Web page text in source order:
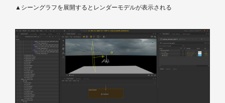
▲シーングラフを展開するとレンダーモデルが表示される